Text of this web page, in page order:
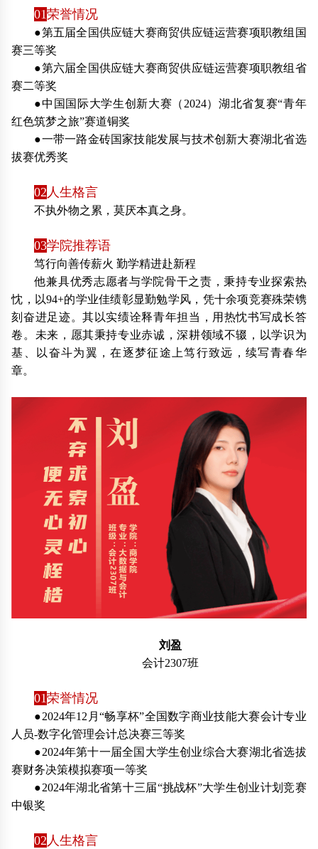
01荣誉情况
●第五届全国供应链大赛商贸供应链运营赛项职教组国
赛三等奖
●第六届全国供应链大赛商贸供应链运营赛项职教组省
赛二等奖
●中国国际大学生创新大赛（2024）湖北省复赛“青年
红色筑梦之旅”赛道铜奖
●一带一路金砖国家技能发展与技术创新大赛湖北省选
拔赛优秀奖
02 人生格言
不执外物之累，莫厌本真之身。
03学院推荐语
笃行向善传薪火 勤学精进赴新程
他兼具优秀志愿者与学院骨干之责，秉持专业探索热
忱，以94+的学业佳绩彰显勤勉学风，凭十余项竞赛殊荣镌
刻奋进足迹。其以实绩诠释青年担当，用热忱书写成长答
卷。未来，愿其秉持专业赤诚，深耕领域不辍，以学识为
基、以奋斗为翼，在逐梦征途上笃行致远，续写青春华
章。
刘盈
会计2307班
01荣誉情况
●2024年12月“畅享杯”全国数字商业技能大赛会计专业
人员-数字化管理会计总决赛三等奖
●2024年第十一届全国大学生创业综合大赛湖北省选拔
赛财务决策模拟赛项一等奖
●2024年湖北省第十三届“挑战杯”大学生创业计划竞赛
中银奖
02 人生格言